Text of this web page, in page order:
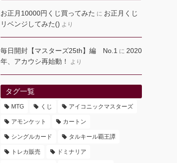
お正月10000円くじ買ってみた に お正月くじ
リベンジしてみた() より
毎日開封【マスターズ25th】編 No.1 に 2020
年、アカウシ再始動！
より
タグ一覧
MTG くじ アイコニックマスターズ
アモンケット カートン
シングルカード タルキール覇王譚
トレカ販売 ドミナリア